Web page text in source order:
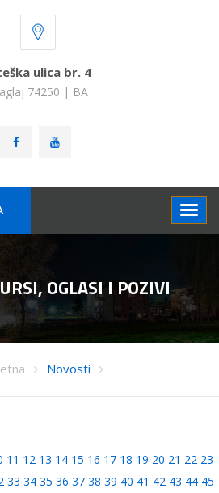
ulica br. 4
74250 | BA
OGLASI I POZIVI
Novosti
11 12 13 14 15 16 17 18 19 20 21 22 23
33 34 35 36 37 38 39 40 41 42 43 44 45